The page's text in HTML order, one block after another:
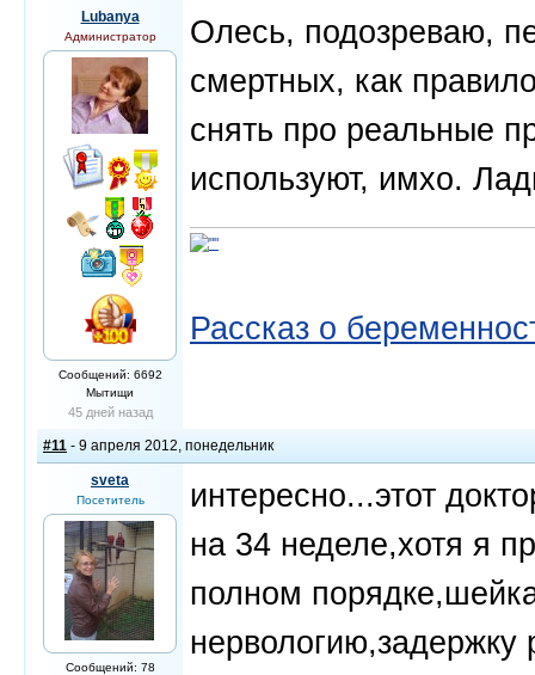
Lubanya
Администратор
Сообщений: 6692
Мытищи
45 дней назад
Олесь, подозреваю,
смертных, как
снять про реальные
используют, имхо.
Рассказ о
#11 - 9 апреля 2012, понедельник
sveta
Посетитель
Сообщений: 78
интересно...этот
на 34 неделе,хотя я
полном
нервологию,задержку